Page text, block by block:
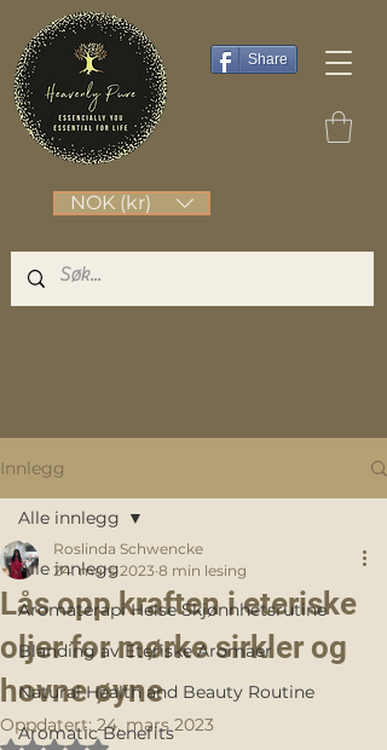
NOK (kr)
Share
Innlegg
Alle innlegg
Aromaterapi Helse Skjønnhetsrutine
Blanding av Eteriske Aromaer
Natural Health and Beauty Routine
Aromatic Benefits
Alle innlegg
Lås opp kraften i eteriske
oljer for mørke sirkler og
hovne øyne
Roslinda Schwencke
24. mars 2023 8 min lesing
Oppdatert:24. mars 2023